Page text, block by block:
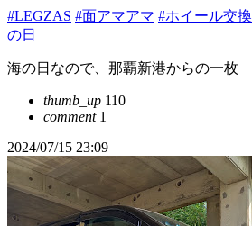
#LEGZAS #面アマアマ #ホイール交換
の日
海の日なので、那覇新港からの一枚
thumb_up 110
comment1
2024/07/15 23:09